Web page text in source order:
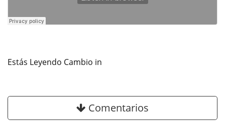
Estás Leyendo Cambio in
Comentarios